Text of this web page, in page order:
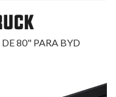
80" PARA BYD